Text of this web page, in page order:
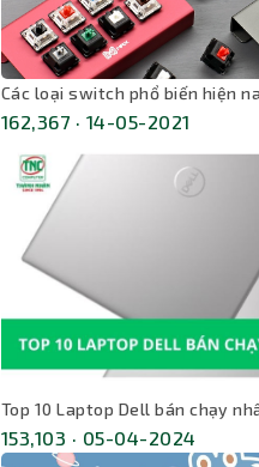
Các loại switch phổ biến hiện
162,367 · 14-05-2021
Top 10 Laptop Dell bán chạy
153,103 · 05-04-2024